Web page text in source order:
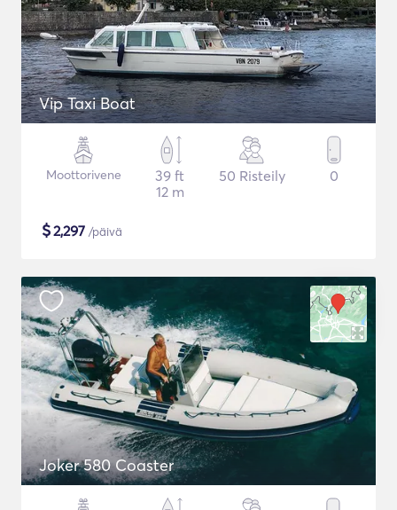
Vip Taxi Boat
Moottorivene
39 ft
12 m
50 Risteily 0
$2,297 /päivä
Joker 580 Coaster